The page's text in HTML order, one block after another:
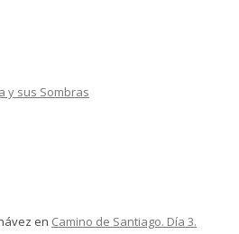
y sus Sombras
en Camino de Santiago. Día 3.